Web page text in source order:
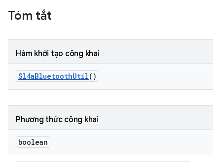
Tóm tắt
Hàm khởi tạo công khai
Sl4aBluetoothUtil()
Phương thức công khai
boolean